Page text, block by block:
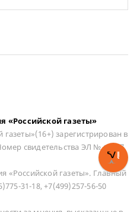
«Российской газеты»
зарегистрирован в
свидетельства ЭЛ № ФС 77
«Российской газеты». Главный
31-18, +7(499)257-56-50